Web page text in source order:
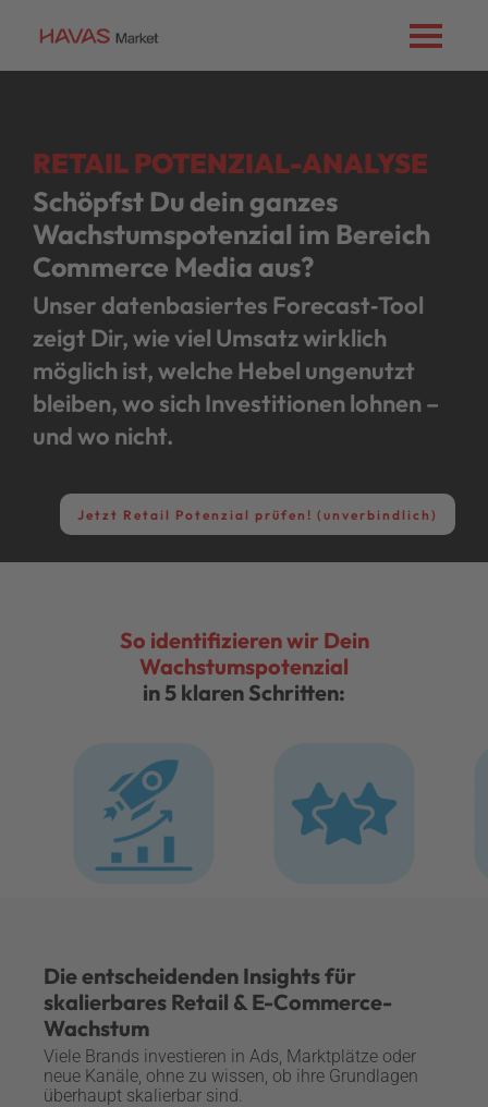
RETAIL POTENZIAL-ANALYSE
Schöpfst Du dein ganzes
Wachstumspotenzial im Bereich
Commerce Media aus?
Unser datenbasiertes Forecast‑Tool
zeigt Dir, wie viel Umsatz wirklich
möglich ist, welche Hebel ungenutzt
bleiben, wo sich Investitionen lohnen –
und wo nicht.
Jetzt Retail Potenzial prüfen! (unverbindlich)
So identifizieren wir Dein
Wachstumspotenzial
in 5 klaren Schritten:
Kategorie?
inkl. Category Revenue
Benchmark & Bestseller-
Analyse
Amazon, Otto, DocMorris
& Co: Kanalübergreifendes
Availability & Buy Box Win-
Rate
Die entscheidenden Insights für
skalierbares Retail & E-Commerce-
Wachstum
Viele Brands investieren in Ads, Marktplätze oder
neue Kanäle, ohne zu wissen, ob ihre Grundlagen
überhaupt skalierbar sind.